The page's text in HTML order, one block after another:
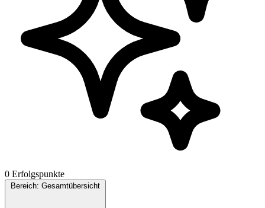
0 Erfolgspunkte
Bereich: Gesamtübersicht